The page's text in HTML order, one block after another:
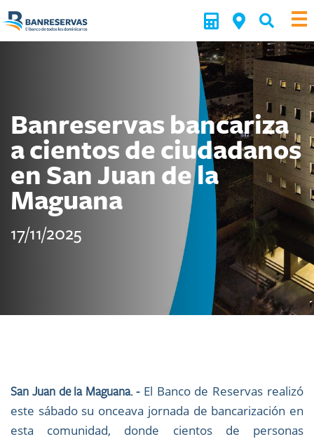
Banreservas bancariza
a cientos de ciudadanos
en San Juan de la
Maguana
17/11/2025
San Juan de la Maguana. -El Banco de Reservas realizó
este sábado su onceava jornada de bancarización en
esta comunidad, donde cientos de personas